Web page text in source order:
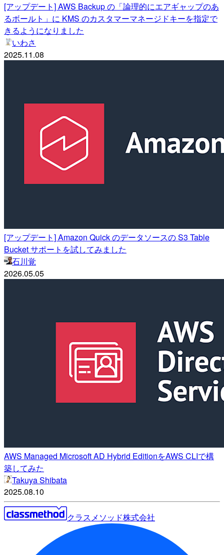
[アップデート] AWS Backup の「論理的にエアギャップのあ
るボールト」に KMS のカスタマーマネージドキーを指定で
きるようになりました
いわさ
2025.11.08
[アップデート] Amazon Quick のデータソースの S3 Table
Bucket サポートを試してみました
石川覚
2026.05.05
AWS Managed Microsoft AD Hybrid EditionをAWS CLIで構
築してみた
Takuya Shibata
2025.08.10
クラスメソッド株式会社